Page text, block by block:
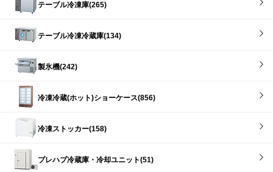
テーブル冷凍庫(265)
テーブル冷凍冷蔵庫(134)
製氷機(242)
冷凍冷蔵(ホット)ショーケース(856)
冷凍ストッカー(158)
プレハブ冷蔵庫・冷却ユニット(51)